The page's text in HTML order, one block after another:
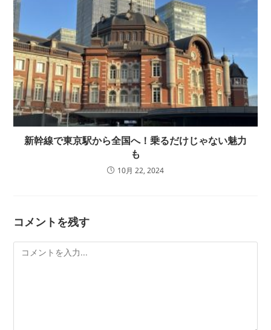
新幹線で東京駅から全国へ！乗るだけじゃない魅力
も
10月 22, 2024
コメントを残す